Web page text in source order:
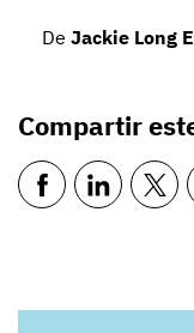
De Jackie Long
Compartir